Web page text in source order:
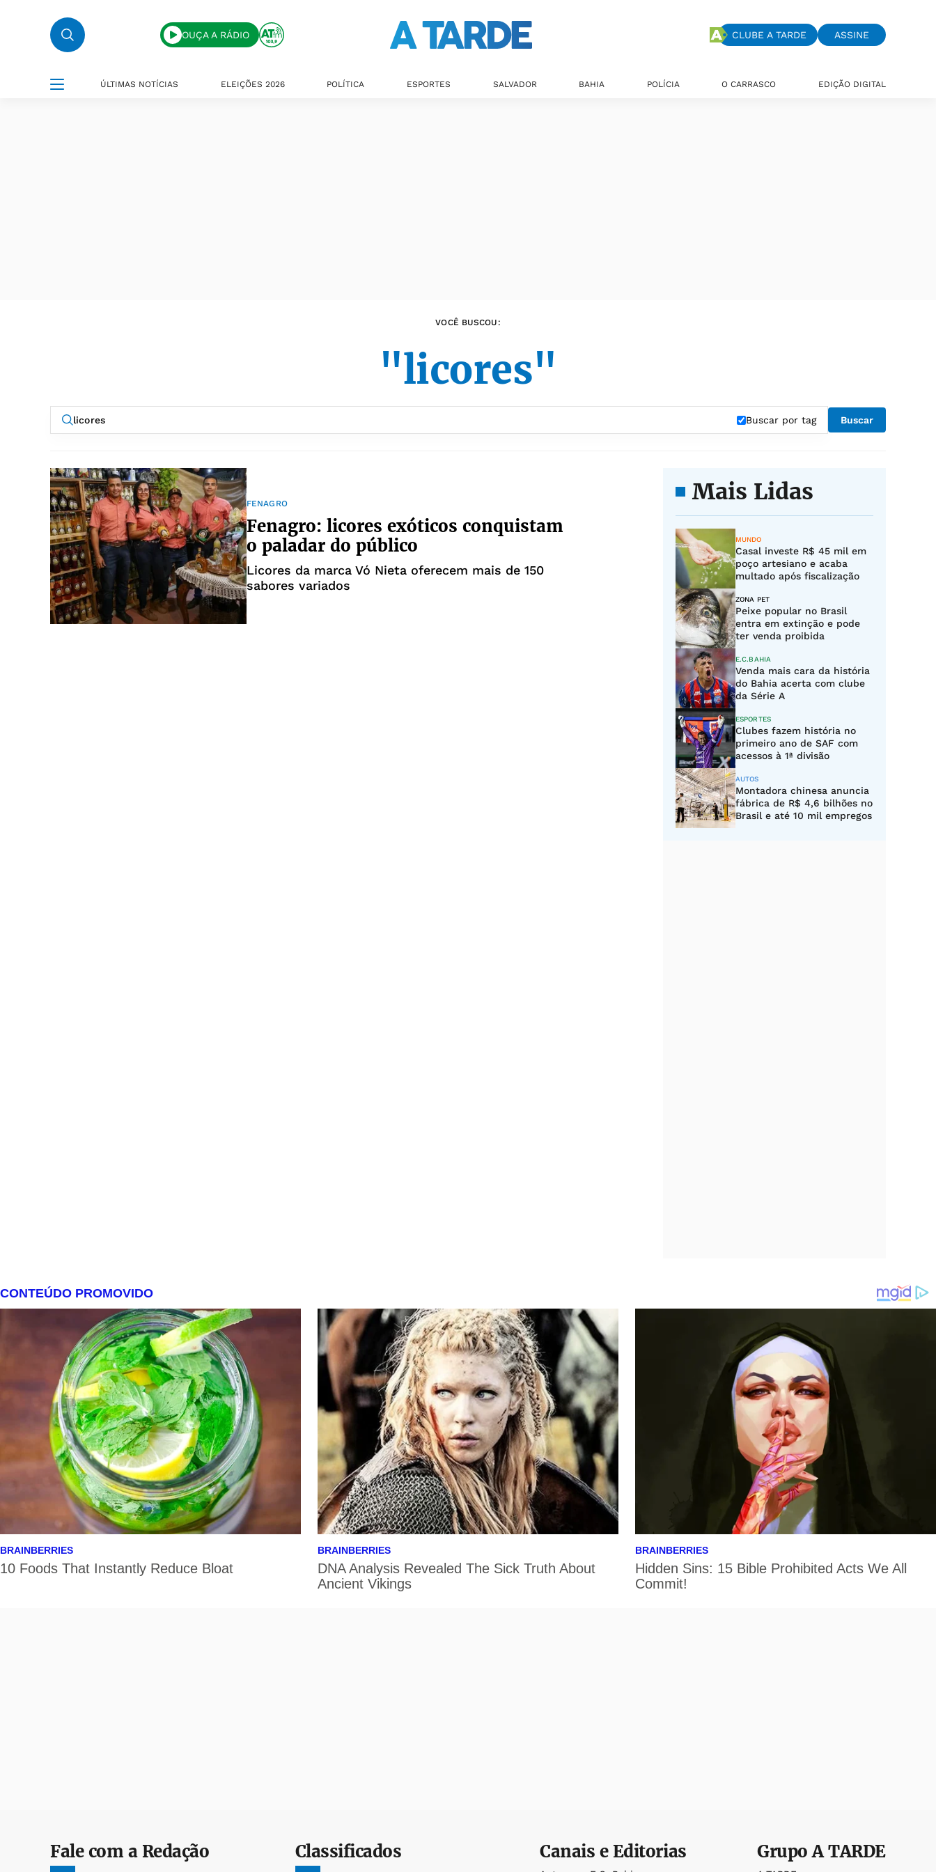
OUÇA A RÁDIO CLUBE A TARDE ASSINE
ÚLTIMAS NOTÍCIAS ELEIÇÕES 2026 POLÍTICA ESPORTES SALVADOR BAHIA POLÍCIA O CARRASCO EDIÇÃO DIGITAL
VOCÊ BUSCOU:
"licores"
Buscar por tag Buscar
FENAGRO
Fenagro: licores exóticos conquistam
o paladar do público
Licores da marca Vó Nieta oferecem mais de 150
sabores variados
Mais Lidas
MUNDO
Casal investe R$ 45 mil em
poço artesiano e acaba
multado após fiscalização
ZONA PET
Peixe popular no Brasil
entra em extinção e pode
ter venda proibida
E.C.BAHIA
Venda mais cara da história
do Bahia acerta com clube
da Série A
ESPORTES
Clubes fazem história no
primeiro ano de SAF com
acessos à 1ª divisão
AUTOS
Montadora chinesa anuncia
fábrica de R$ 4,6 bilhões no
Brasil e até 10 mil empregos
Fale com a Redação Classificados Canais e Editorias GrupoA TARDE